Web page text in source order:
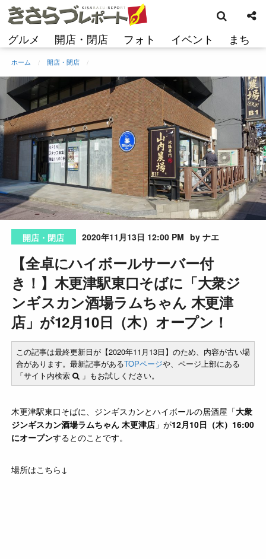
コ
ン
ン
へ
ス
ッ
プ
グルメ 開店・閉店 フォト イベント まち
索
ホーム 開店・閉店
開店・閉店 2020年11月13日 12:00 PM by ナエ
【全卓にハイボールサーバー付
き！】木更津駅東口そばに「大衆ジ
ンギスカン酒場ラムちゃん 木更津
店」が12月10日（木）オープン！
この記事は最終更新日が【2020年11月13日】のため、内容が古い場
合があります。最新記事があるTOPページや、ページ上部にある
「サイト内検索
」もお試しください。
木更津駅東口そばに、ジンギスカンとハイボールの居酒屋「大衆
ジンギスカン酒場ラムちゃん 木更津店 」が12月10日（木）16:00
にオープンするとのことです。
場所はこちら↓